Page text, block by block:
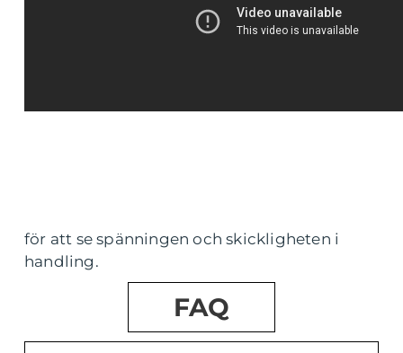
för att se spänningen och skickligheten i
handling.
FAQ